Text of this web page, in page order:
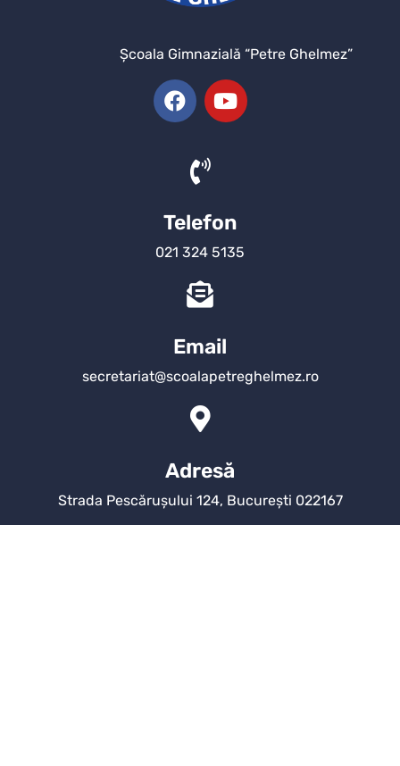
Şcoala Gimnazială “Petre Ghelmez”
Telefon
021 324 5135
Email
secretariat@scoalapetreghelmez.ro
Adresă
Strada Pescărușului 124, București 022167